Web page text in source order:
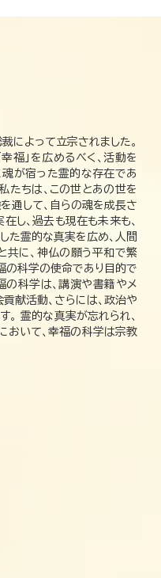
によって立宗されました。
福」を広めるべく、活動を
魂が宿った霊的な存在であ
たちは、この世とあの世を
通して、自らの魂を成長さ
し、過去も現在も未来も、
た霊的な真実を広め、人間
共に、神仏の願う平和で繁
の科学の使命であり目的で
の科学は、講演や書籍やメ
献活動、さらには、政治や
。 霊的な真実が忘れられ、
おいて、幸福の科学は宗教